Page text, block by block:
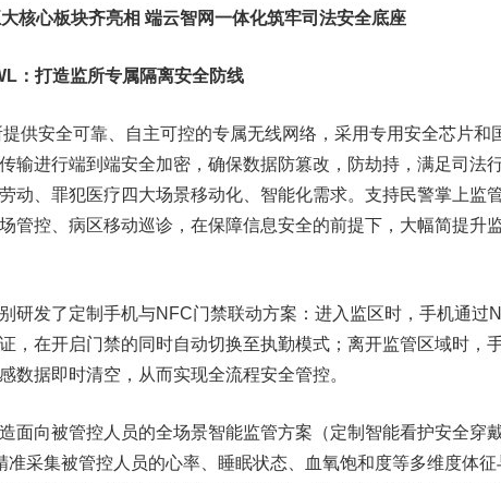
核心板块齐亮相 端云智网一体化筑牢司法安全底座
：打造监所专属隔离安全防线
提供安全可靠、自主可控的专属无线网络，采用专用安全芯片和
输进行端到端安全加密，确保数据防篡改，防劫持，满足司法
动、罪犯医疗四大场景移动化、智能化需求。支持民警掌上监
管控、病区移动巡诊，在保障信息安全的前提下，大幅简提升
研发了定制手机与NFC门禁联动方案：进入监区时，手机通过
，在开启门禁的同时自动切换至执勤模式；离开监管区域时，
数据即时清空，从而实现全流程安全管控。
面向被管控人员的全场景智能监管方案（定制智能看护安全穿
准采集被管控人员的心率、睡眠状态、血氧饱和度等多维度体征